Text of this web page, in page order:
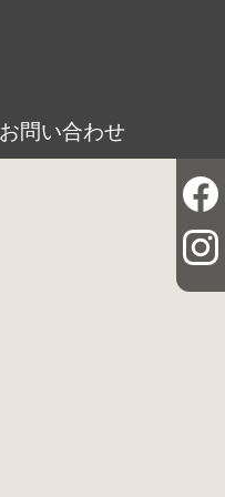
お問い合わせ